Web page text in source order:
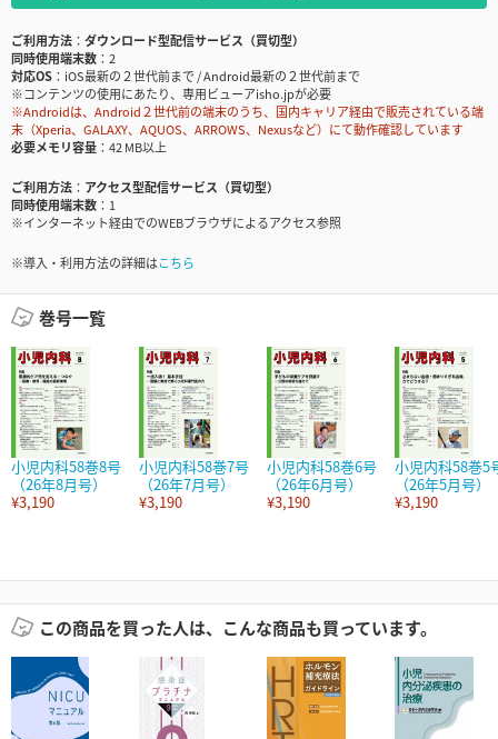
ご利用方法
ダウンロード型配信サービス（買切型）
同時使用端末数
2
対応OS
iOS最新の２世代前まで / Android最新の２世代前まで
※コンテンツの使用にあたり、専用ビューアisho.jpが必要
※Androidは、Android２世代前の端末のうち、国内キャリア経由で販売されている端
末（Xperia、GALAXY、AQUOS、ARROWS、Nexusなど）にて動作確認しています
必要メモリ容量
42 MB以上
ご利用方法
アクセス型配信サービス（買切型）
同時使用端末数
1
※インターネット経由でのWEBブラウザによるアクセス参照
※導入・利用方法の詳細はこちら
巻号一覧
小児内科58巻8号
（26年8月号）
¥3,190
小児内科58巻7号
（26年7月号）
¥3,190
小児内科58巻6号
（26年6月号）
¥3,190
小児内科58巻5
（26年5月号）
¥3,190
この商品を買った人は、こんな商品も買っています。